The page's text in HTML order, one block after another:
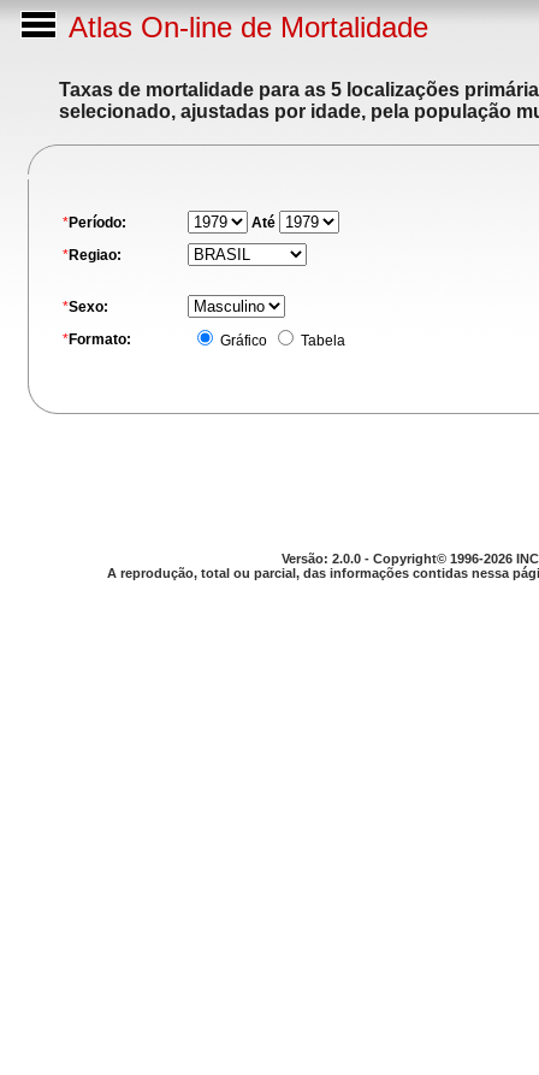
Atlas On-line de Mortalidade
Taxas de mortalidade para as 5 localizações
selecionado, ajustadas por idade, pela população
*Período:
Até
*Regiao:
*Sexo:
*Formato: Gráfico Tabela
Versão: 2.0.0 - Copyright© 1996-2026
A reprodução, total ou parcial, das informações contidas nessa